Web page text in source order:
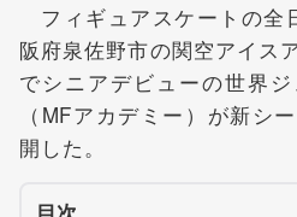
フィギュアスケートの全
阪府泉佐野市の関空アイス
でシニアデビューの世界ジ
（MFアカデミー）が新シ
開した。